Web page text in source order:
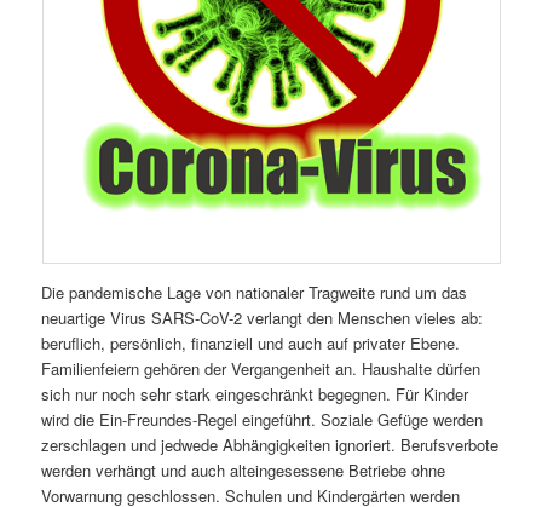
Die pandemische Lage von nationaler Tragweite rund um das
neuartige Virus SARS-CoV-2 verlangt den Menschen vieles ab:
beruflich, persönlich, finanziell und auch auf privater Ebene.
Familienfeiern gehören der Vergangenheit an. Haushalte dürfen
sich nur noch sehr stark eingeschränkt begegnen. Für Kinder
wird die Ein-Freundes-Regel eingeführt. Soziale Gefüge werden
zerschlagen und jedwede Abhängigkeiten ignoriert. Berufsverbote
werden verhängt und auch alteingesessene Betriebe ohne
Vorwarnung geschlossen. Schulen und Kindergärten werden